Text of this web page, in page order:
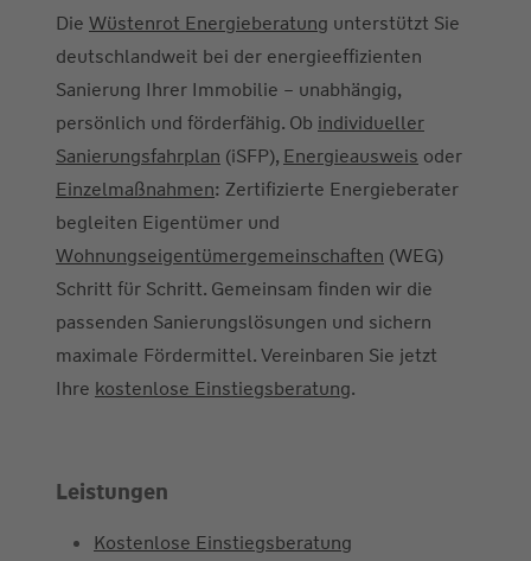
Die Wüstenrot Energieberatung unterstützt Sie
deutschlandweit bei der energieeffizienten
Sanierung Ihrer Immobilie – unabhängig,
persönlich und förderfähig. Ob individueller
Sanierungsfahrplan (iSFP), Energieausweis oder
Einzelmaßnahmen: Zertifizierte Energieberater
begleiten Eigentümer und
Wohnungseigentümergemeinschaften (WEG)
Schritt für Schritt. Gemeinsam finden wir die
passenden Sanierungslösungen und sichern
maximale Fördermittel. Vereinbaren Sie jetzt
Ihre kostenlose Einstiegsberatung.
Leistungen
Kostenlose Einstiegsberatung